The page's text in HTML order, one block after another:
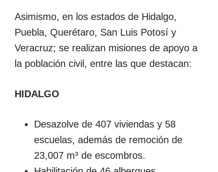
Asimismo, en los estados de Hidalgo,
Puebla, Querétaro, San Luis Potosí y
Veracruz; se realizan misiones de apoyo a
la población civil, entre las que destacan:
HIDALGO
Desazolve de 407 viviendas y 58
escuelas, además de remoción de
23,007 m³ de escombros.